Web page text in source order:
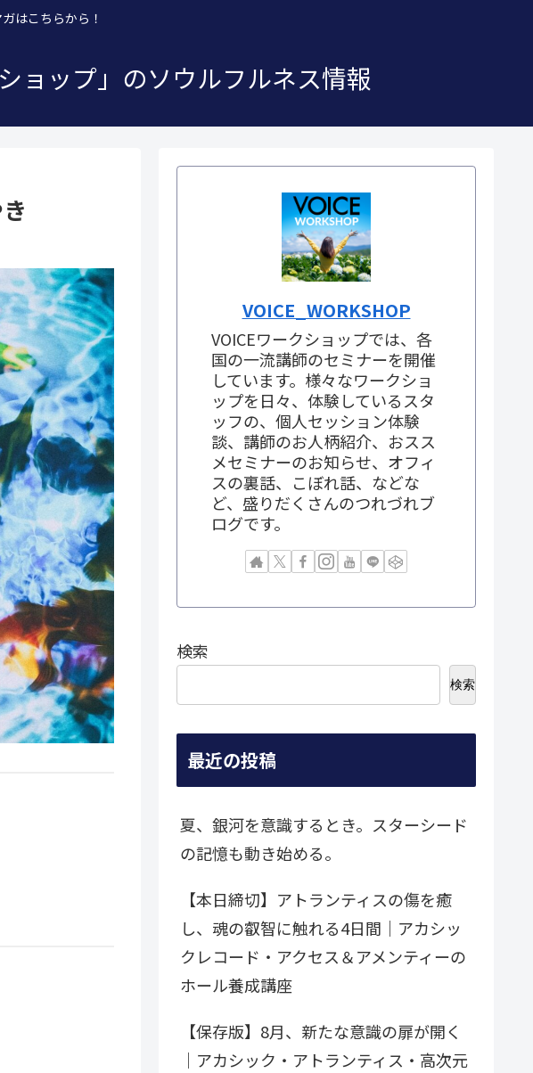
はこちらから！
ョップ」のソウルフルネス情報
VOICE_WORKSHOP
VOICEワークショップでは、各
国の一流講師のセミナーを開催
しています。様々なワークショ
ップを日々、体験しているスタ
ッフの、個人セッション体験
談、講師のお人柄紹介、おスス
メセミナーのお知らせ、オフィ
スの裏話、こぼれ話、などな
ど、盛りだくさんのつれづれブ
ログです。
検索
検索
最近の投稿
夏、銀河を意識するとき。スターシード
の記憶も動き始める。
【本日締切】アトランティスの傷を癒
し、魂の叡智に触れる4日間｜アカシッ
クレコード・アクセス＆アメンティーの
ホール養成講座
【保存版】8月、新たな意識の扉が開く
｜アカシック・アトランティス・高次元